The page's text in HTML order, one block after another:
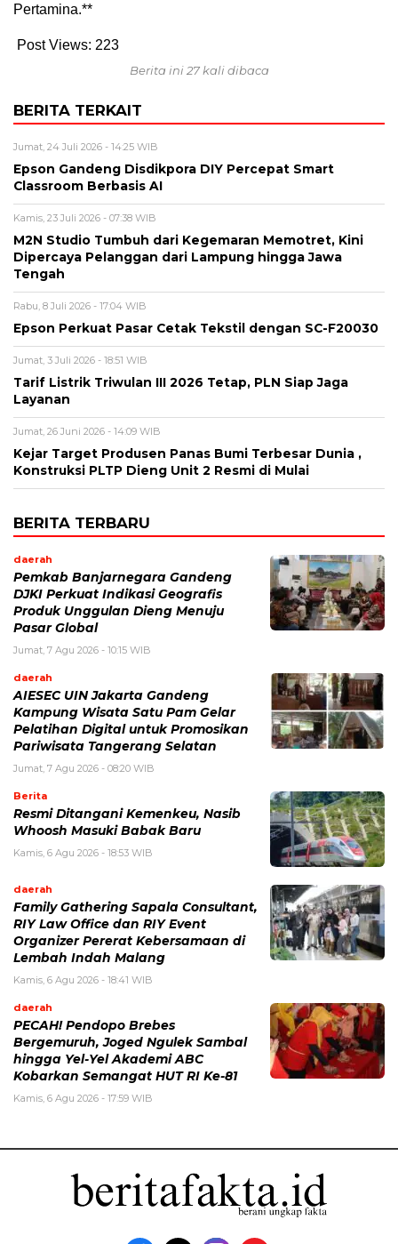
Pertamina.**
Post Views: 223
Berita ini 27 kali dibaca
BERITA TERKAIT
Jumat, 24 Juli 2026 - 14:25 WIB
Epson Gandeng Disdikpora DIY Percepat Smart
Classroom Berbasis AI
Kamis, 23 Juli 2026 - 07:38 WIB
M2N Studio Tumbuh dari Kegemaran Memotret, Kini
Dipercaya Pelanggan dari Lampung hingga Jawa
Tengah
Rabu, 8 Juli 2026 - 17:04 WIB
Epson Perkuat Pasar Cetak Tekstil dengan SC-F20030
Jumat, 3 Juli 2026 - 18:51 WIB
Tarif Listrik Triwulan III 2026 Tetap, PLN Siap Jaga
Layanan
Jumat, 26 Juni 2026 - 14:09 WIB
Kejar Target Produsen Panas Bumi Terbesar Dunia ,
Konstruksi PLTP Dieng Unit 2 Resmi di Mulai
BERITA TERBARU
daerah
Pemkab Banjarnegara Gandeng
DJKI Perkuat Indikasi Geografis
Produk Unggulan Dieng Menuju
Pasar Global
Jumat, 7 Agu 2026 - 10:15 WIB
daerah
AIESEC UIN Jakarta Gandeng
Kampung Wisata Satu Pam Gelar
Pelatihan Digital untuk Promosikan
Pariwisata Tangerang Selatan
Jumat, 7 Agu 2026 - 08:20 WIB
Berita
Resmi Ditangani Kemenkeu, Nasib
Whoosh Masuki Babak Baru
Kamis, 6 Agu 2026 - 18:53 WIB
daerah
Family Gathering Sapala Consultant,
RIY Law Office dan RIY Event
Organizer Pererat Kebersamaan di
Lembah Indah Malang
Kamis, 6 Agu 2026 - 18:41 WIB
daerah
PECAH! Pendopo Brebes
Bergemuruh, Joged Ngulek Sambal
hingga Yel-Yel Akademi ABC
Kobarkan Semangat HUT RI Ke-81
Kamis, 6 Agu 2026 - 17:59 WIB